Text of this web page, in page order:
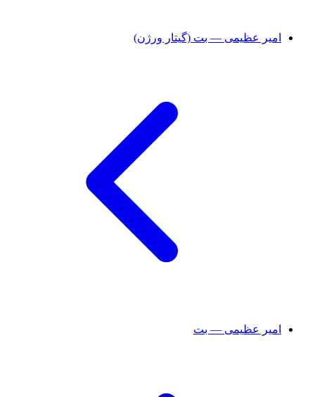
امیر عظیمی — بت (گیتار ورژن)
امیر عظیمی — بت